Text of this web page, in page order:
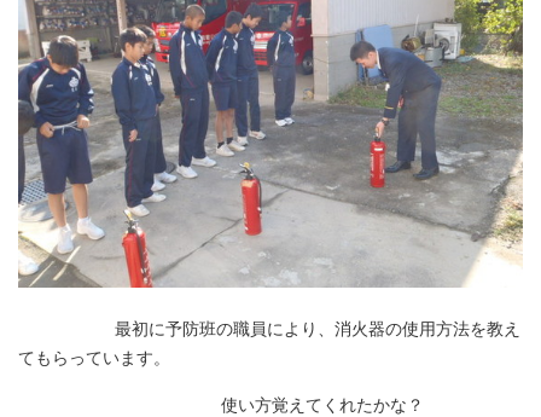
最初に予防班の職員により、消火器の使用方法を教え
てもらっています。
使い方覚えてくれたかな？